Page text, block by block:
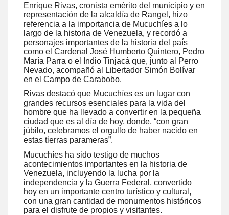
Enrique Rivas, cronista emérito del municipio y en
representación de la alcaldía de Rangel, hizo
referencia a la importancia de Mucuchíes a lo
largo de la historia de Venezuela, y recordó a
personajes importantes de la historia del país
como el Cardenal José Humberto Quintero, Pedro
María Parra o el Indio Tinjacá que, junto al Perro
Nevado, acompañó al Libertador Simón Bolívar
en el Campo de Carabobo.
Rivas destacó que Mucuchíes es un lugar con
grandes recursos esenciales para la vida del
hombre que ha llevado a convertir en la pequeña
ciudad que es al día de hoy, donde, “con gran
júbilo, celebramos el orgullo de haber nacido en
estas tierras parameras”.
Mucuchíes ha sido testigo de muchos
acontecimientos importantes en la historia de
Venezuela, incluyendo la lucha por la
independencia y la Guerra Federal, convertido
hoy en un importante centro turístico y cultural,
con una gran cantidad de monumentos históricos
para el disfrute de propios y visitantes.